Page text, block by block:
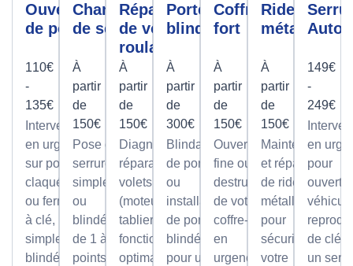
Ouverture
de porte
110€
-
135€
Intervention
en urgence
sur portes
claquées
ou fermées
à clé,
simples ou
blindées
Changement
de serrure
À
partir
de
150€
Pose de
serrures,
simples
ou
blindée
de 1 à 5
points,
Réparation
de volet
roulant
À
partir
de
150€
Diagnostic et
réparation de
volets roulants
(moteur ou
tablier) pour un
fonctionnement
optimal.
Porte
blindée
À
partir
de
300€
Blindage
de porte
ou
installation
de portes
blindées
pour une
Coffre
fort
À
partir
de
150€
Ouverture
fine ou par
destruction
de votre
coffre-fort
en
urgence.
Rideau
métallique
À
partir
de
150€
Maintenance
et réparation
de rideaux
métalliques
pour
sécuriser
votre
149€
-
249€
en
pour
de clé
un